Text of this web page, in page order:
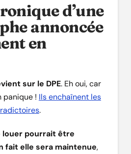
d’une
annoncée
en
sur le DPE. Eh oui, car
panique ! Ils enchaînent les
.
louer pourrait être
fait elle sera maintenue,